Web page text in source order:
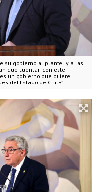
su gobierno al plantel y a las
que cuentan con este
un gobierno que quiere
del Estado de Chile”.